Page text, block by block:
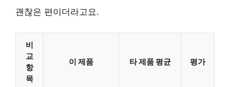
괜찮은 편이더라고요.
비
교
항
목
이 제품 타 제품 평균 평가